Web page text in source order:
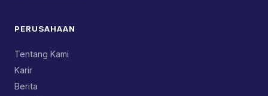
PERUSAHAAN
Tentang Kami
Karir
Berita